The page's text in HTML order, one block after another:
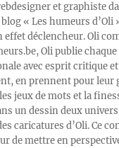
et graphiste
« Les humeurs d’Oli
effet déclencheur. Oli
Oli publie
avec esprit critique
en prennent pour leur
jeux de mots et la
un dessin deux
caricatures d’Oli. Ce
de mettre en